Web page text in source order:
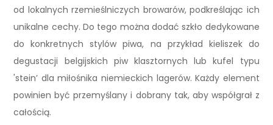
od lokalnych rzemieślniczych browarów, podkreślając ich
unikalne cechy. Do tego można dodać szkło dedykowane
do konkretnych stylów piwa, na przykład kieliszek do
degustacji belgijskich piw klasztornych lub kufel typu
'stein’ dla miłośnika niemieckich lagerów. Każdy element
powinien być przemyślany i dobrany tak, aby współgrał z
całością.